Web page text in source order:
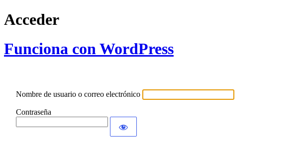
Acceder
Funciona con WordPress
Nombre de usuario o correo electrónico
Contraseña